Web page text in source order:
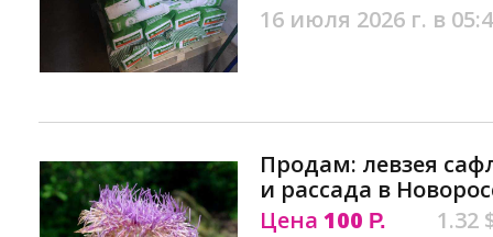
16 июля 2026 г. в
Продам: левзея
и рассада в
Цена 100 Р.
1.32